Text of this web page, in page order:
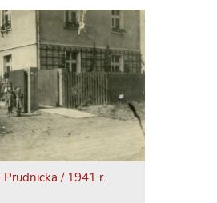
Prudnicka / 1941 r.